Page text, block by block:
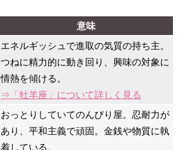
意味
エネルギッシュで進取の気質の持ち主。
つねに精力的に動き回り、興味の対象に
情熱を傾ける。
⇒「牡羊座」について詳しく見る
おっとりしていてのんびり屋。忍耐力が
あり、平和主義で頑固。金銭や物質に執
着している。